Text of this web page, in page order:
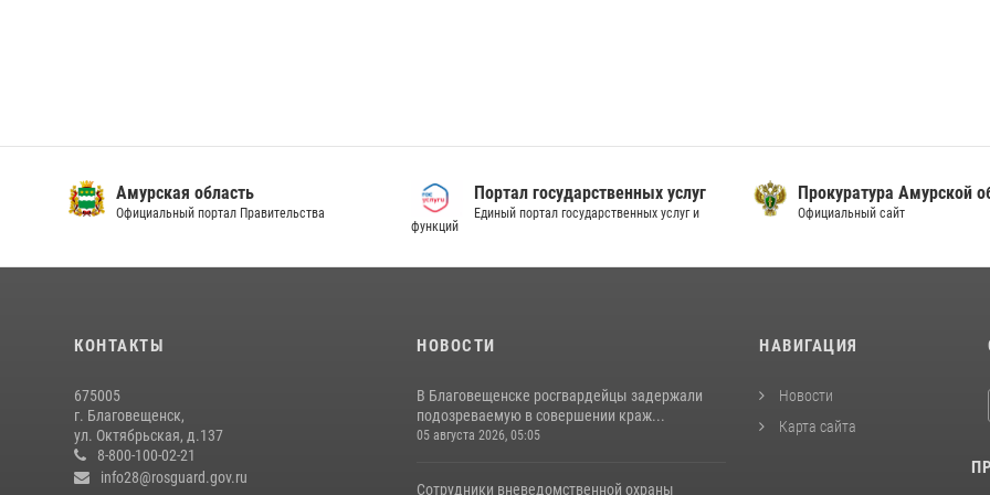
Амурская область
Официальный портал Правительства
Портал государственных услуг
Единый портал государственных услуг и
функций
Прокуратура Амурской
Официальный сайт
КОНТАКТЫ
675005
г. Благовещенск,
ул. Октябрьская, д.137
8-800-100-02-21
info28@rosguard.gov.ru
НОВОСТИ
В Благовещенске росгвардейцы задержали
подозреваемую в совершении краж...
05 августа 2026, 05:05
Сотрудники вневедомственной охраны
НАВИГАЦИЯ
Новости
Карта сайта